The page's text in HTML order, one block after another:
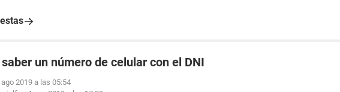
un número de celular con el DNI
ago 2019 a las 05:54